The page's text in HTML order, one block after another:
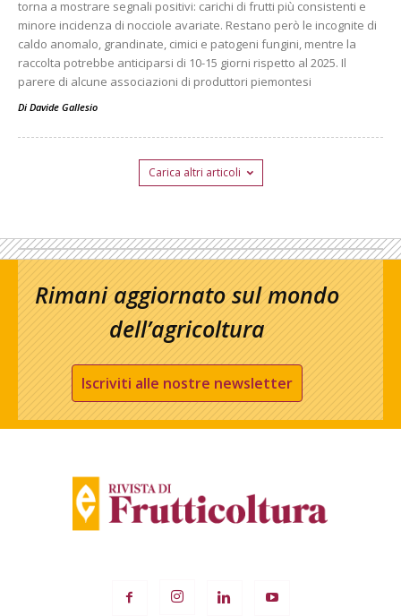
torna a mostrare segnali positivi: carichi di frutti più consistenti e
minore incidenza di nocciole avariate. Restano però le incognite di
caldo anomalo, grandinate, cimici e patogeni fungini, mentre la
raccolta potrebbe anticiparsi di 10-15 giorni rispetto al 2025. Il
parere di alcune associazioni di produttori piemontesi
Di Davide Gallesio
Carica altri articoli
Rimani aggiornato sul mondo
dell’agricoltura
Iscriviti alle nostre newsletter